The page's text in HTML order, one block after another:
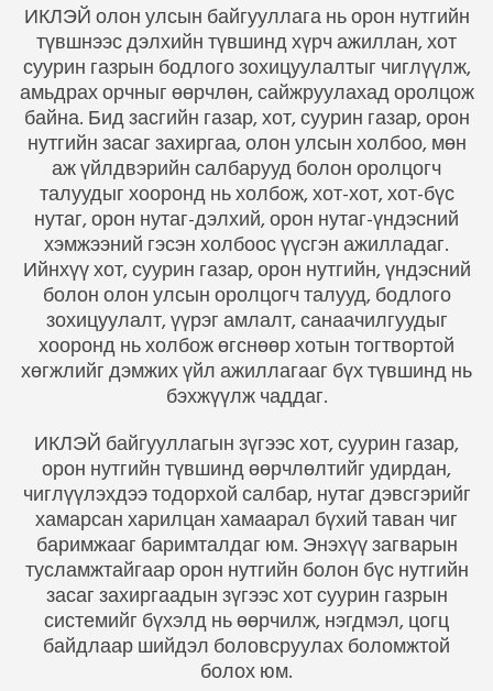
Africa Secretariat
European Secretariat
Canada Office
USA Office
Mexico, Central America & the Caribbean
Secretariat
Oceania Secretariat
South America Secretariat
South Asia Secretariat
Southeast Asia Secretariat
Brussels Office
ИКЛЭЙ олон улсын байгууллага нь орон нутгийн
түвшнээс дэлхийн түвшинд хүрч ажиллан, хот
суурин газрын бодлого зохицуулалтыг чиглүүлж,
амьдрах орчныг өөрчлөн, сайжруулахад оролцож
байна. Бид засгийн газар, хот, суурин газар, орон
нутгийн засаг захиргаа, олон улсын холбоо, мөн
аж үйлдвэрийн салбарууд болон оролцогч
талуудыг хооронд нь холбож, хот-хот, хот-бүс
нутаг, орон нутаг-дэлхий, орон нутаг-үндэсний
хэмжээний гэсэн холбоос үүсгэн ажилладаг.
Ийнхүү хот, суурин газар, орон нутгийн, үндэсний
болон олон улсын оролцогч талууд, бодлого
зохицуулалт, үүрэг амлалт, санаачилгуудыг
хооронд нь холбож өгснөөр хотын тогтвортой
хөгжлийг дэмжих үйл ажиллагааг бүх түвшинд нь
бэхжүүлж чаддаг.
ИКЛЭЙ байгууллагын зүгээс хот, суурин газар,
орон нутгийн түвшинд өөрчлөлтийг удирдан,
чиглүүлэхдээ тодорхой салбар, нутаг дэвсгэрийг
хамарсан харилцан хамаарал бүхий таван чиг
баримжааг баримталдаг юм. Энэхүү загварын
тусламжтайгаар орон нутгийн болон бүс нутгийн
засаг захиргаадын зүгээс хот суурин газрын
системийг бүхэлд нь өөрчилж, нэгдмэл, цогц
байдлаар шийдэл боловсруулах боломжтой
болох юм.